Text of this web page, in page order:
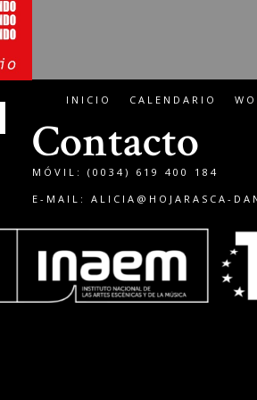
INICIO CALENDARIO
Contacto
MÓVIL: (0034) 619 400 184
E-MAIL: ALICIA@HOJARASCA-